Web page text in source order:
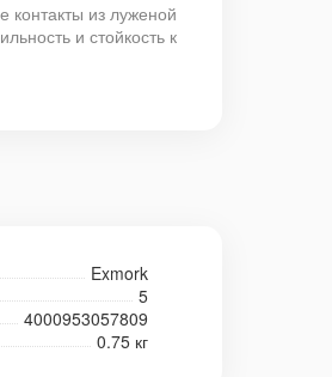
контакты из луженой
и стойкость к
Exmork
5
4000953057809
0.75 кг